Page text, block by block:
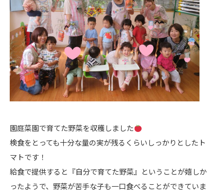
園庭菜園で育てた野菜を収穫しました
検食をとっても十分な量の実が残るくらいしっかりとしたト
マトです！
給食で提供すると『自分で育てた野菜』ということが嬉しか
ったようで、野菜が苦手な子も一口食べることができていま